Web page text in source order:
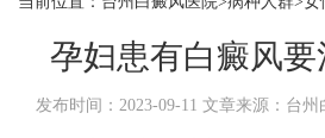
孕妇患有白癜风
发布时间：2023-09-11 文章来源：台州